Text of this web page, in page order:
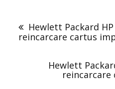
navigation
Hewlett Packard
reincarcare cartus
Hewlett